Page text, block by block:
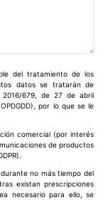
del tratamiento de los
datos se tratarán de
679, de 27 de abril
por lo que se le
comercial (por interés
de productos
no más tiempo del
existan prescripciones
necesario para ello, se